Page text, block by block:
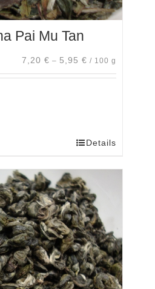
Pai Mu Tan
7,20 € – 5,95 € / 100 g
Details